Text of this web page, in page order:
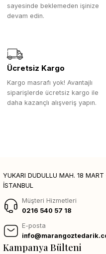
sayesinde beklemeden işinize
devam edin.
Ücretsiz Kargo
Kargo masrafı yok! Avantajlı
siparişlerde ücretsiz kargo ile
daha kazançlı alışveriş yapın.
YUKARI DUDULLU MAH. 18
İSTANBUL
Müşteri Hizmetleri
0216 540 57 18
E-posta
Kampanya Bülteni